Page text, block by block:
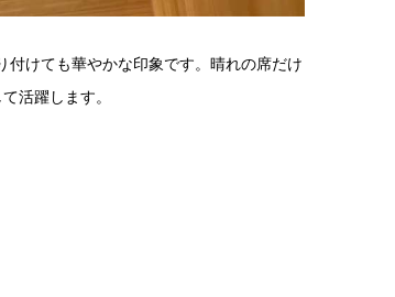
付けても華やかな印象です。晴れの席だけ
活躍します。